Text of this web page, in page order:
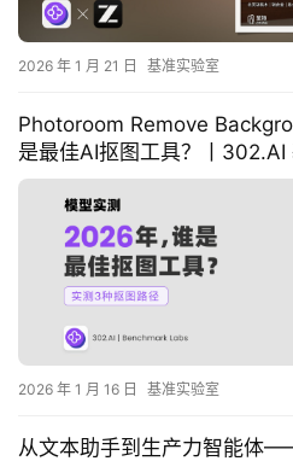
讯
首
页
I
网
2026 年 1 月 21 日 基准实验室
Photoroom Remove
是最佳AI抠图工具？丨302.AI
2026 年 1 月 16 日 基准实验室
从文本助手到生产力智能体